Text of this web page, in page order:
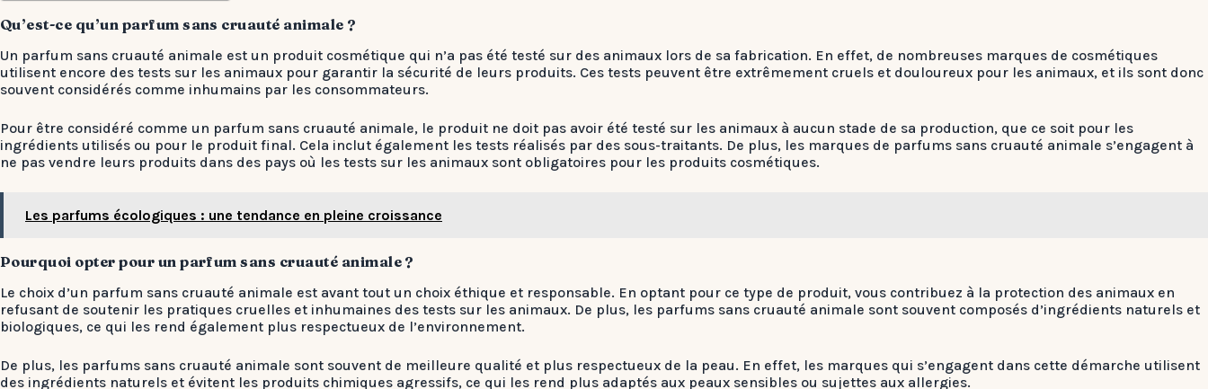
Qu’est-ce qu’un parfum sans cruauté animale ?
Un parfum sans cruauté animale est un produit cosmétique qui n’a pas été testé sur des animaux lors de sa fabrication. En effet, de nombreuses marques de cosmétiques
utilisent encore des tests sur les animaux pour garantir la sécurité de leurs produits. Ces tests peuvent être extrêmement cruels et douloureux pour les animaux, et ils sont donc
souvent considérés comme inhumains par les consommateurs.
Pour être considéré comme un parfum sans cruauté animale, le produit ne doit pas avoir été testé sur les animaux à aucun stade de sa production, que ce soit pour les
ingrédients utilisés ou pour le produit final. Cela inclut également les tests réalisés par des sous-traitants. De plus, les marques de parfums sans cruauté animale s’engagent à
ne pas vendre leurs produits dans des pays où les tests sur les animaux sont obligatoires pour les produits cosmétiques.
Les parfums écologiques : une tendance en pleine croissance
Pourquoi opter pour un parfum sans cruauté animale ?
Le choix d’un parfum sans cruauté animale est avant tout un choix éthique et responsable. En optant pour ce type de produit, vous contribuez à la protection des animaux en
refusant de soutenir les pratiques cruelles et inhumaines des tests sur les animaux. De plus, les parfums sans cruauté animale sont souvent composés d’ingrédients naturels et
biologiques, ce qui les rend également plus respectueux de l’environnement.
De plus, les parfums sans cruauté animale sont souvent de meilleure qualité et plus respectueux de la peau. En effet, les marques qui s’engagent dans cette démarche utilisent
des ingrédients naturels et évitent les produits chimiques agressifs, ce qui les rend plus adaptés aux peaux sensibles ou sujettes aux allergies.